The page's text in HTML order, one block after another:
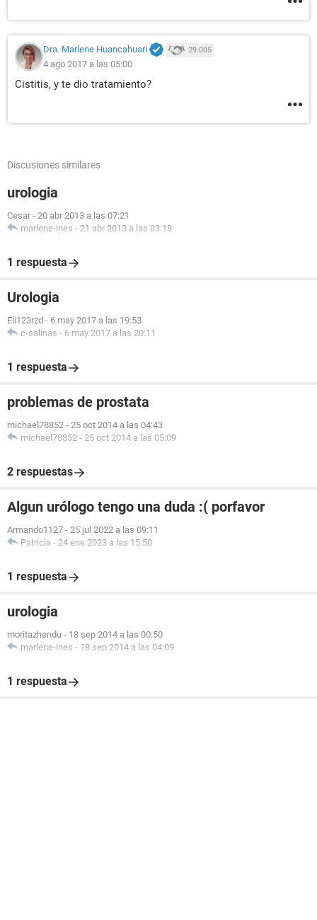
Dra. Marlene Huancahuari 29.005
4 ago 2017 a las 05:00
Cistitis, y te dio tratamiento?
Discusiones similares
urologia
Cesar - 20 abr 2013 a las 07:21
marlene-ines - 21 abr 2013 a las 03:18
1 respuesta
Urologia
Eli123rzd - 6 may 2017 a las 19:53
c-salinas - 6 may 2017 a las 20:11
1 respuesta
problemas de prostata
michael78852 - 25 oct 2014 a las 04:43
michael78852 - 25 oct 2014 a las 05:09
2 respuestas
Algun urólogo tengo una duda :( porfavor
Armando1127 - 25 jul 2022 a las 09:11
Patricia - 24 ene 2023 a las 15:50
1 respuesta
urologia
moritazhendu - 18 sep 2014 a las 00:50
marlene-ines - 18 sep 2014 a las 04:09
1 respuesta